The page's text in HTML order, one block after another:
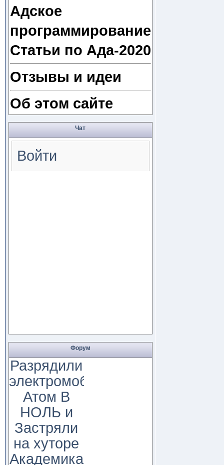
Адское
программирование
Статьи по Ада-2020
Отзывы и идеи
Об этом сайте
Чат
Войти
Форум
Разрядили
электромобиль
Атом В
НОЛЬ и
Застряли
на хуторе
Академика